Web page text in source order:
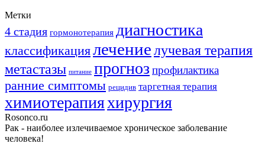
Метки
4 стадия гормонотерапия диагностика
классификациялечениелучевая терапия
метастазы питание прогноз профилактика
ранние симптомы рецидив таргетная терапия
химиотерапияхирургия
Rosonco.ru
Рак - наиболее излечиваемое хроническое заболевание
человека!